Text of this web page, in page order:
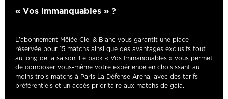
« Vos Immanquables » ?
L’abonnement Mêlée Ciel & Blanc vous garantit une place
réservée pour 15 matchs ainsi que des avantages exclusifs tout
au long de la saison. Le pack « Vos Immanquables » vous permet
de composer vous-même votre expérience en choisissant au
moins trois matchs à Paris La Défense Arena, avec des tarifs
préférentiels et un accès prioritaire aux matchs de gala.